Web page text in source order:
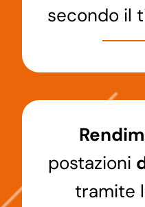
secondo il
postazioni
tramite